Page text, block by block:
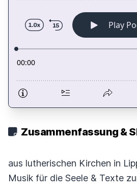
Zusammenfassung &
aus lutherischen Kirchen in
Musik für die Seele & Texte